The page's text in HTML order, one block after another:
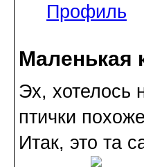
Профиль
Маленькая
Эх, хотелось
птички
Итак, это та